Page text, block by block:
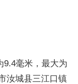
9.4毫米，最大为
汝城县三江口镇